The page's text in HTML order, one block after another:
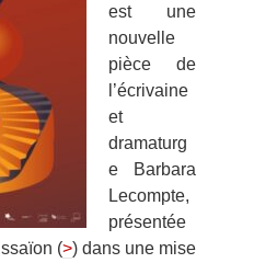
est une
nouvelle
pièce de
l’écrivaine
et
dramaturg
e Barbara
Lecompte,
présentée
(>) dans une mise